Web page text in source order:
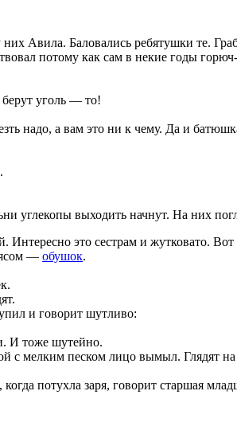
Авила. Баловались ребятушки те.
потому как сам в некие годы
уголь — то!
надо, а вам это ни к чему. Да и
углекопы выходить начнут. На них
Интересно это сестрам и жутковато.
— обушок.
и говорит шутливо:
И тоже шутейно.
с мелким песком лицо вымыл. Глядят
потухла заря, говорит старшая